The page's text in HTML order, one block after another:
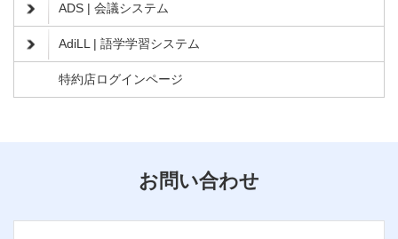
ADS | 会議システム
AdiLL | 語学学習システム
特約店ログインページ
お問い合わせ